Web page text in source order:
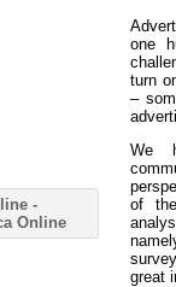
one
turn
–
We
of
great